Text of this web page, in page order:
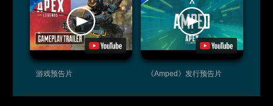
游戏预告片 《Amped》发行预告片